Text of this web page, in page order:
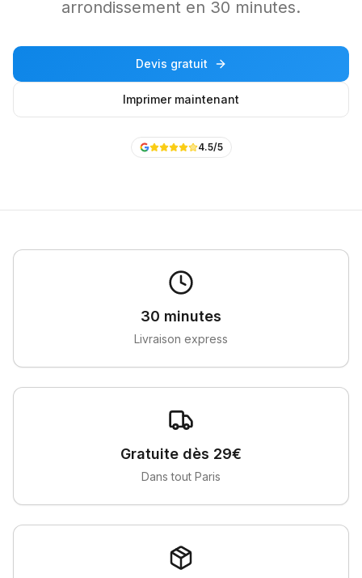
arrondissement en 30 minutes.
Devis gratuit
Imprimer maintenant
4.5/5
30 minutes
Livraison express
Gratuite dès 29€
Dans tout Paris